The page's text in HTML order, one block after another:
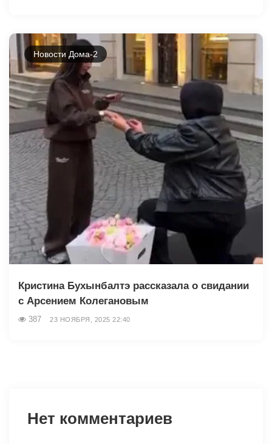
Новости Дома-2
Кристина Бухынбалтэ рассказала о свидании
с Арсением Колегановым
387 23 НОЯБРЯ, 2025 22:40
Нет комментариев